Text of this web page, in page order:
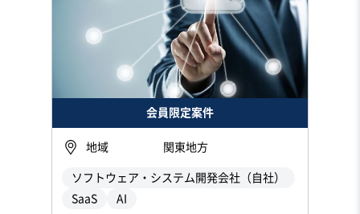
会員限定案件
地域 関東地方
ソフトウェア・システム開発会社（自社）
SaaS
AI